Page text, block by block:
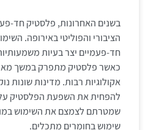
בשנים האחרונות, פלסטיק חד-
הציבורי והפוליטי באירופה.
חד-פעמיים יצר בעיות
כאשר פלסטיק מתפרק במשך
אקולוגיות רבות. מדינות שונות
להפחית את השפעת הפלסטיק על
שמטרתם לצמצם את השימוש
שימוש בחומרים מתכלים.